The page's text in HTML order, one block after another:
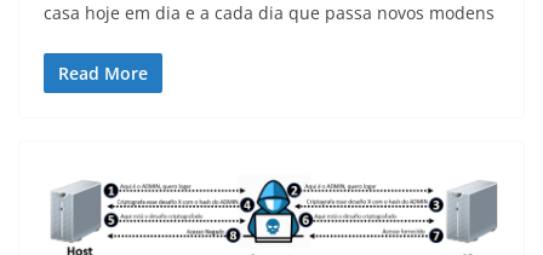
casa hoje em dia e a cada dia que passa novos modens
Read More